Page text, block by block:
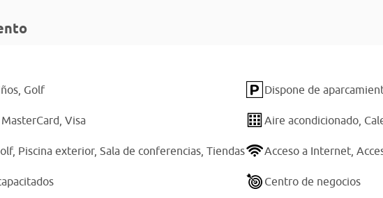
Golf
MasterCard, Visa
Piscina exterior, Sala de conferencias, Tiendas
Dispone de
Aire acondicionado,
Acceso a Internet,
Centro de negocios